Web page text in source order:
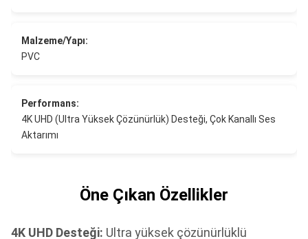
Malzeme/Yapı:
PVC
Performans:
4K UHD (Ultra Yüksek Çözünürlük) Desteği, Çok Kanallı Ses
Aktarımı
Öne Çıkan Özellikler
4K UHD Desteği: Ultra yüksek çözünürlüklü